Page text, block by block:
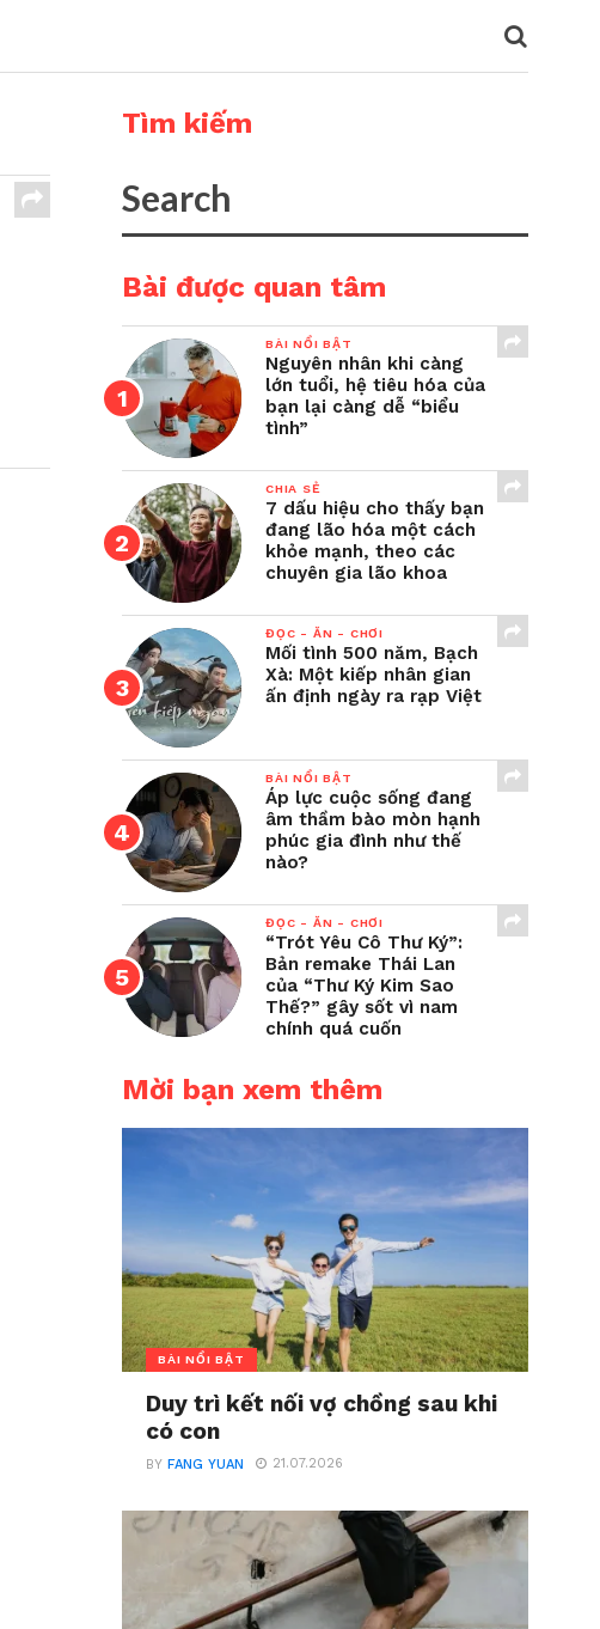
Tìm kiếm
Bài được quan tâm
BÀI NỔI BẬT
Nguyên nhân khi càng
lớn tuổi, hệ tiêu hóa của
bạn lại càng dễ “biểu
tình”
CHIA SẺ
7 dấu hiệu cho thấy bạn
đang lão hóa một cách
khỏe mạnh, theo các
chuyên gia lão khoa
ĐỌC - ĂN - CHƠI
Mối tình 500 năm, Bạch
Xà: Một kiếp nhân gian
ấn định ngày ra rạp Việt
BÀI NỔI BẬT
Áp lực cuộc sống đang
âm thầm bào mòn hạnh
phúc gia đình như thế
nào?
ĐỌC - ĂN - CHƠI
“Trót Yêu Cô Thư Ký”:
Bản remake Thái Lan
của “Thư Ký Kim Sao
Thế?” gây sốt vì nam
chính quá cuốn
Mời bạn xem thêm
BÀI NỔI BẬT
Duy trì kết nối vợ chồng sau khi
có con
BYFANG YUAN 21.07.2026